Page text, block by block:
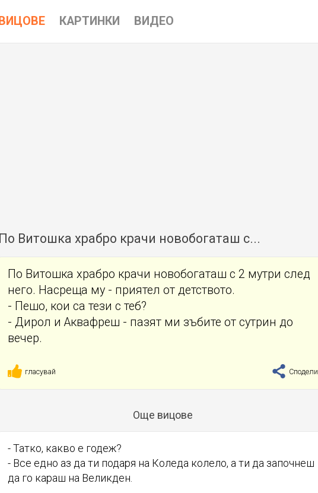
ВИЦОВЕ КАРТИНКИ ВИДЕО
По Витошка храбро крачи новобогаташ с...
По Витошка храбро крачи новобогаташ с 2 мутри след
него. Насреща му - приятел от детството.
- Пешо, кои са тези с теб?
- Дирол и Аквафреш - пазят ми зъбите от сутрин до
вечер.
гласувай Сподели
Още вицове
- Татко, какво е годеж?
- Все едно аз да ти подаря на Коледа колело, а ти да започнеш
да го караш на Великден.